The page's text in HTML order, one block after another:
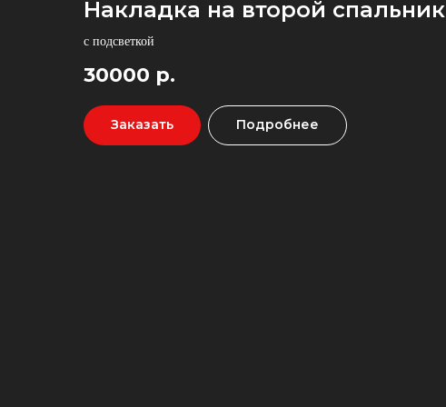
Накладка на второй спальник
с подсветкой
30000 р.
Заказать Подробнее